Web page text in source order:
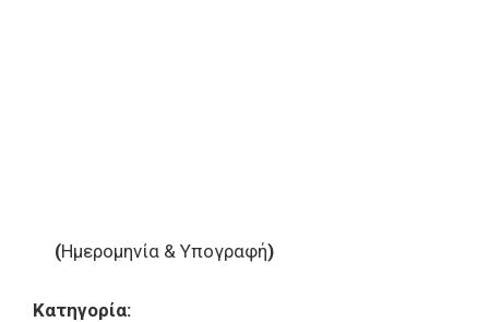
(Ημερομηνία & Υπογραφή)
Κατηγορία: